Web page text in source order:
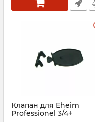
Клапан для Eheim
Professionel 3/4+